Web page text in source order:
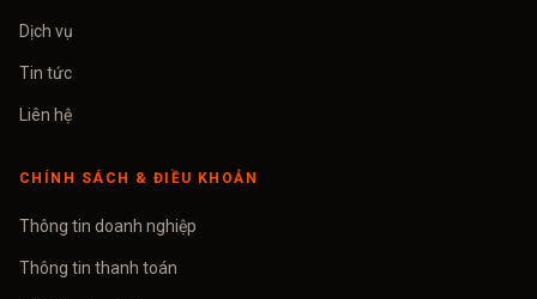
Dịch vụ
Tin tức
Liên hệ
CHÍNH SÁCH & ĐIỀU KHOẢN
Thông tin doanh nghiệp
Thông tin thanh toán